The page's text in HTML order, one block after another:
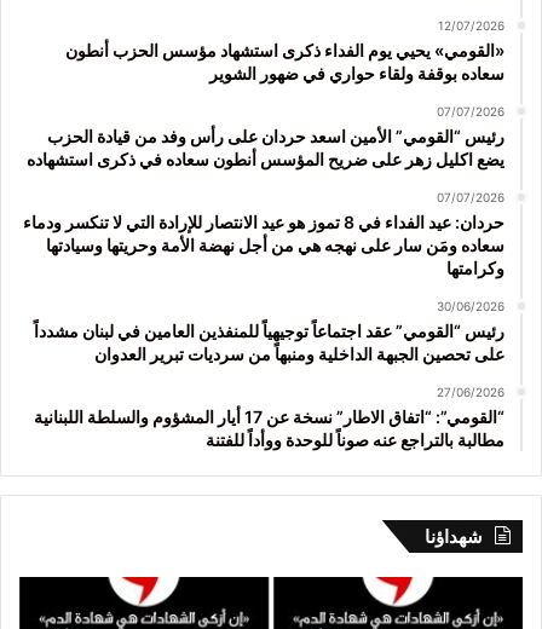
12/07/2026
«القومي» يحيي يوم الفداء ذكرى استشهاد مؤسس الحزب أنطون
سعاده بوقفة ولقاء حواري في ضهور الشوير
07/07/2026
رئيس “القومي” الأمين اسعد حردان على رأس وفد من قيادة الحزب
يضع اكليل زهر على ضريح المؤسس أنطون سعاده في ذكرى استشهاده
07/07/2026
حردان: عيد الفداء في 8 تموز هو عيد الانتصار للإرادة التي لا تنكسر ودماء
سعاده ومَن سار على نهجه هي من أجل نهضة الأمة وحريتها وسيادتها
وكرامتها
30/06/2026
رئيس “القومي” عقد اجتماعاً توجيهياً للمنفذين العامين في لبنان مشدداً
على تحصين الجبهة الداخلية ومنبهاً من سرديات تبرير العدوان
27/06/2026
“القومي”: “اتفاق الاطار” نسخة عن 17 أيار المشؤوم والسلطة اللبنانية
مطالبة بالتراجع عنه صوناً للوحدة ووأداً للفتنة
شهداؤنا